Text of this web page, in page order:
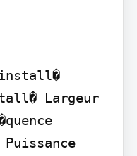
install�
Largeur
Puissance